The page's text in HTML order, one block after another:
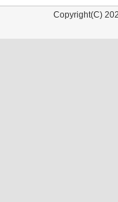
Copyright(C)